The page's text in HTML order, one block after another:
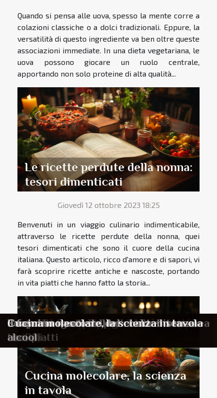
Il tè matcha, un segreto dal Giappone
Scopri come preparare il vero caffè
italiano
Il fascino nascosto dei cocktail senza
alcool
Quando si pensa alle uova, spesso la mente corre a
colazioni classiche o a dolci tradizionali. Eppure, la
versatilità di questo ingrediente va ben oltre queste
associazioni immediate. In una dieta vegetariana, le
uova possono giocare un ruolo centrale,
apportando non solo proteine di alta qualità...
Le ricette perdute della nonna:
tesori dimenticati
Giovedì 12 ottobre 2023 18:25
Benvenuti in un viaggio culinario indimenticabile,
attraverso le ricette perdute della nonna, quei
tesori dimenticati che sono il cuore della cucina
italiana. Questo articolo, ricco d'amore e di sapori, vi
farà scoprire ricette antiche e nascoste, portando
in vita piatti che hanno fatto la storia...
Cucina molecolare, la scienza
in tavola
L'arte del food pairing: abbinamenti
insoliti
Le spezie esotiche per rivoluzionare i
tuoi piatti
Scopri i segreti della dieta mediterranea
Il fascino nascosto dei cocktail senza
alcool
Cucina molecolare, la scienza in tavola